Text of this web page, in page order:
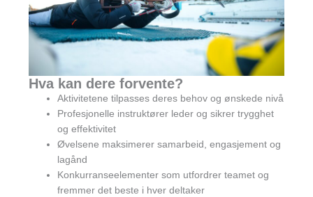
Hva kan dere forvente?
Aktivitetene tilpasses deres behov og ønskede nivå
Profesjonelle instruktører leder og sikrer trygghet
og effektivitet
Øvelsene maksimerer samarbeid, engasjement og
lagånd
Konkurranseelementer som utfordrer teamet og
fremmer det beste i hver deltaker